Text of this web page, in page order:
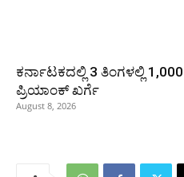
ಕರ್ನಾಟಕದಲ್ಲಿ 3 ತಿಂಗಳಲ್ಲಿ
ಪ್ರಿಯಾಂಕ್‌ ಖರ್ಗೆ
August 8, 2026